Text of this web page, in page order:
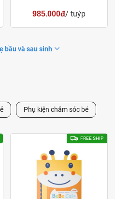
985.000đ/ tuýp
bầu và sau sinh
Phụ kiện chăm sóc bé
FREE SHIP